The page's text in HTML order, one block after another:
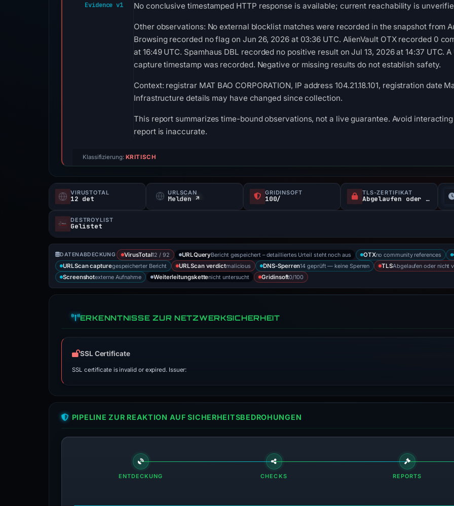
Evidence v1 No conclusive timestamped HTTP response is available; current reachability is
Other observations: No external blocklist matches were recorded in the snapshot from
Browsing recorded no flag on Jun 26, 2026 at 03:36 UTC. AlienVault OTX recorded 0
at 16:49 UTC. Spamhaus DBL recorded no positive result on Jul 13, 2026 at 14:37 UTC.
capture timestamp was recorded. Negative or missing results do not establish safety.
Context: registrar MAT BAO CORPORATION, IP address 104.21.18.101, registration date
Infrastructure details may have changed since collection.
This report summarizes time-bound observations, not a live guarantee. Avoid
report is inaccurate.
Klassifizierung: KRITISCH
VIRUSTOTAL
12 det
URLSCAN
Melden ↗
GRIDINSOFT
100/
TLS-ZERTIFIKAT
Abgelaufen oder nicht verifiziert
DESTROYLIST
Gelistet
DATENABDECKUNG VirusTotal12 / 92 URLQueryBericht gespeichert – detailliertes Urteil steht noch aus OTXno community references
URLScan capturegespeicherter Bericht URLScan verdictmalicious DNS-Sperren14 geprüft — keine Sperren TLSAbgelaufen oder nicht
Screenshotexterne Aufnahme Weiterleitungskettenicht untersucht Gridinsoft0/100
ERKENNTNISSE ZUR NETZWERKSICHERHEIT
SSL Certificate
SSL certificate is invalid or expired. Issuer:
PIPELINE ZUR REAKTION AUF SICHERHEITSBEDROHUNGEN
ENTDECKUNG CHECKS REPORTS